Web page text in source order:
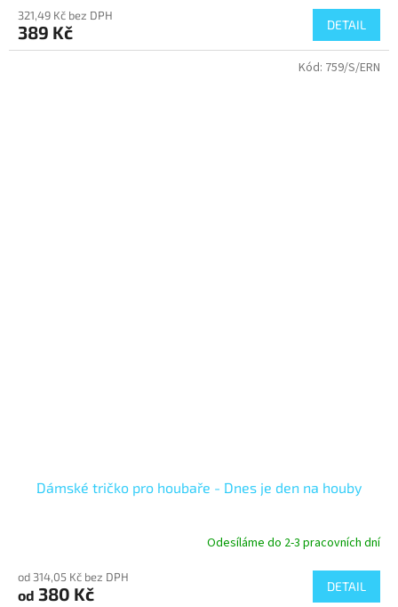
321,49 Kč bez DPH
389 Kč DETAIL
Dámské tričko pro houbaře - Dnes je den na houby
Odesíláme do 2-3 pracovních dní
od 314,05 Kč bez DPH
od 380 Kč DETAIL
Kód: 759/S/ERN